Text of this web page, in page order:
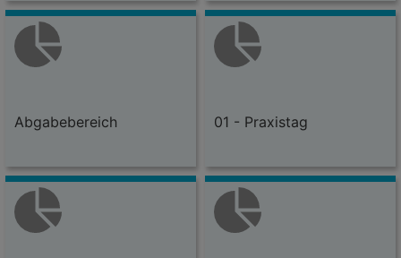
Abgabebereich 01 - Praxistag